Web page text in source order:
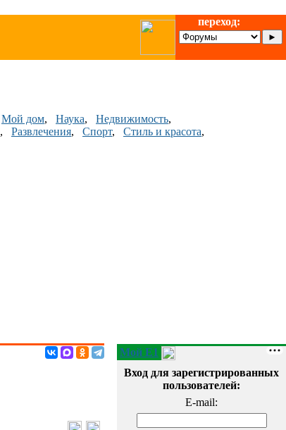
переход:
Мой дом, Наука, Недвижимость,
, Развлечения, Спорт, Стиль и красота,
Мой E1
Вход для зарегистрированных
пользователей:
E-mail: